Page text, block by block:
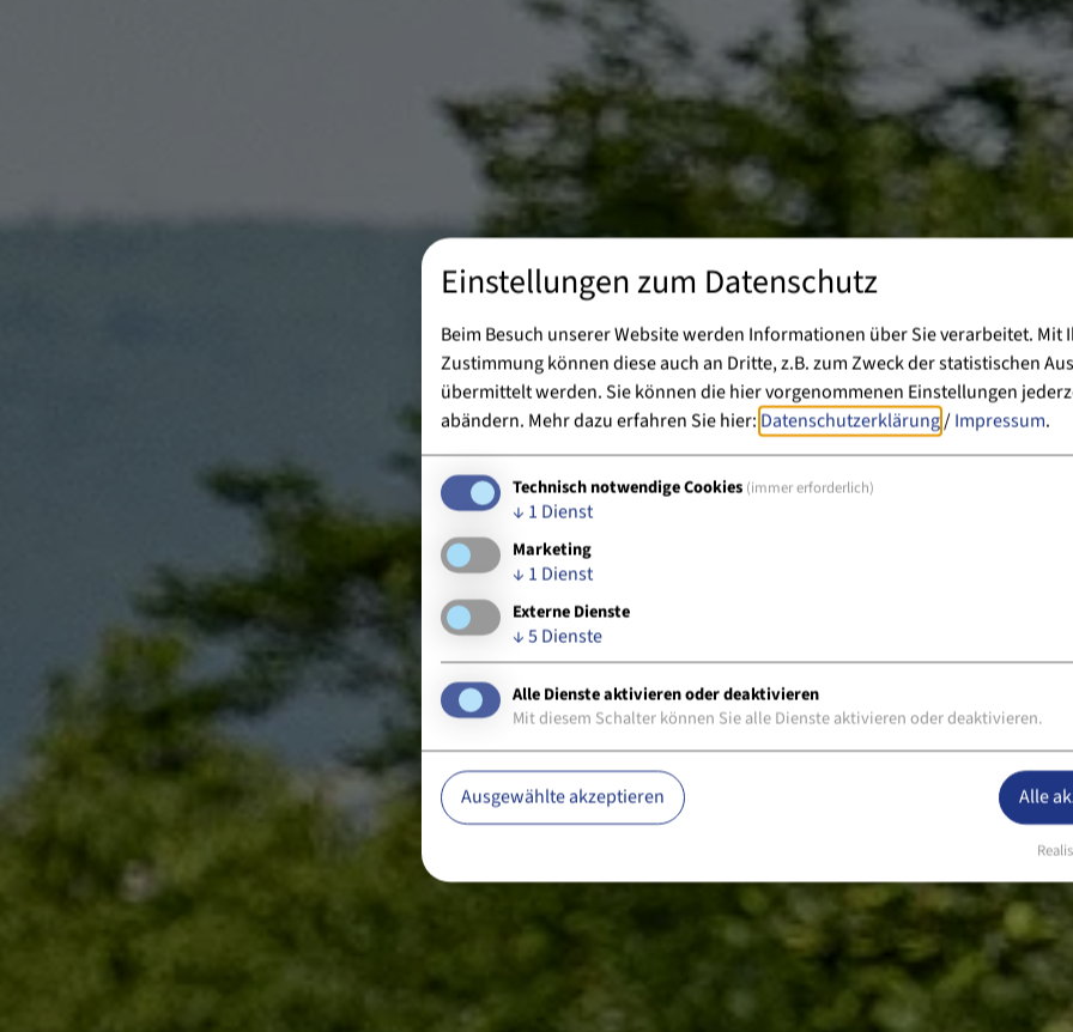
Einstellungen zum Datenschutz
Beim Besuch unserer Website werden Informationen über Sie verarbeitet. Mit
Zustimmung können diese auch an Dritte, z.B. zum Zweck der statistischen
übermittelt werden. Sie können die hier vorgenommenen Einstellungen
abändern. Mehr dazu erfahren Sie hier: Datenschutzerklärung/Impressum.
Technisch notwendige Cookies (immer erforderlich)
↓ 1 Dienst
Marketing
↓ 1 Dienst
Externe Dienste
↓5Dienste
Alle Dienste aktivieren oder deaktivieren
Mit diesem Schalter können Sie alle Dienste aktivieren oder deaktivieren.
Ausgewählte akzeptieren Alle